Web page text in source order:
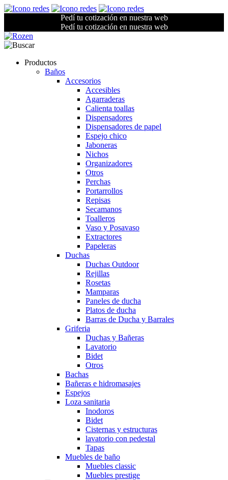
Pedí tu cotización en nuestra web
Pedí tu cotización en nuestra web
Productos
Baños
Accesorios
Accesibles
Agarraderas
Calienta toallas
Dispensadores
Dispensadores de papel
Espejo chico
Jaboneras
Nichos
Organizadores
Otros
Perchas
Portarrollos
Repisas
Secamanos
Toalleros
Vaso y Posavaso
Extractores
Papeleras
Duchas
Duchas Outdoor
Rejillas
Rosetas
Mamparas
Paneles de ducha
Platos de ducha
Barras de Ducha y Barrales
Griferia
Duchas y Bañeras
Lavatorio
Bidet
Otros
Bachas
Bañeras e hidromasajes
Espejos
Loza sanitaria
Inodoros
Bidet
Cisternas y estructuras
lavatorio con pedestal
Tapas
Muebles de baño
Muebles classic
Muebles prestige